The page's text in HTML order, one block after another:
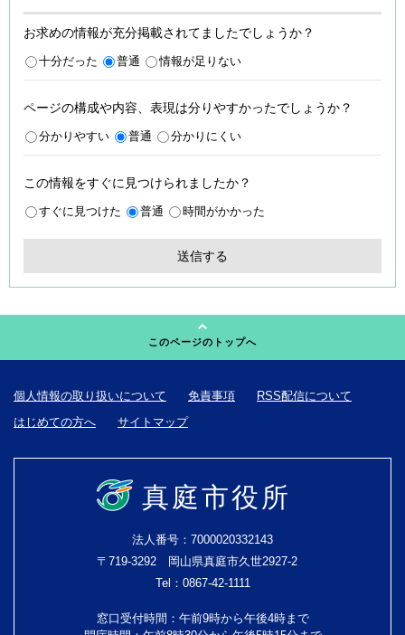
お求めの情報が充分掲載されてましたでしょうか？
十分だった 普通 情報が足りない
ページの構成や内容、表現は分りやすかったでしょうか？
分かりやすい 普通 分かりにくい
この情報をすぐに見つけられましたか？
すぐに見つけた 普通 時間がかかった
このページのトップへ
個人情報の取り扱いについて 免責事項
RSS配信について
はじめての方へ
サイトマップ
真庭市役所
法人番号：7000020332143
〒719-3292 岡山県真庭市久世2927-2
Tel：0867-42-1111
窓口受付時間：午前9時から午後4時まで